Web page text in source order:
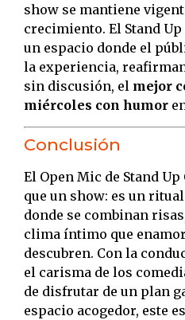
show se mantiene
crecimiento. El Stand
un espacio donde el
la experiencia,
sin discusión, el mejor
miércoles con humor
Conclusión
El Open Mic de Stand
que un show: es un
donde se combinan
clima íntimo que
descubren. Con la
el carisma de los
de disfrutar de un plan
espacio acogedor, este